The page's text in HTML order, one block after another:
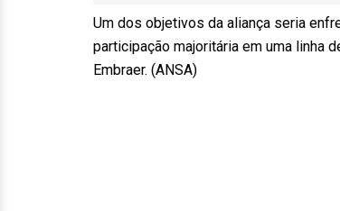
Um dos objetivos da aliança seria
participação majoritária em uma linha
Embraer. (ANSA)